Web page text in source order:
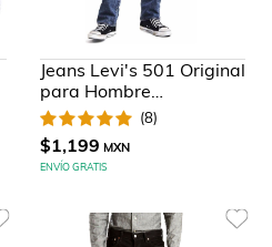
Jeans Levi's 501 Original
para Hombre
Universitario
(8)
$1,199 MXN
ENVÍO GRATIS